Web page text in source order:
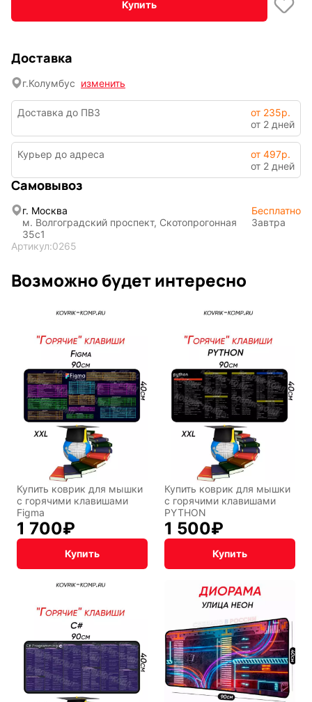
Купить
Доставка
г.Колумбус изменить
Доставка до ПВЗ
от 235р.
от 2 дней
Курьер до адреса
от 497р.
от 2 дней
Самовывоз
г. Москва
м. Волгоградский проспект, Скотопрогонная
35с1
Бесплатно
Завтра
Артикул:0265
Возможно будет интересно
Купить коврик для мышки
с горячими клавишами
Figma
1 700₽
Купить
Купить коврик для мышки
с горячими клавишами
PYTHON
1 500₽
Купить
По мотивам
CHERVONNYI
СССР
Транспорт
Фентези Космос
Подарочная
упаковка
Текущий: Колумбус